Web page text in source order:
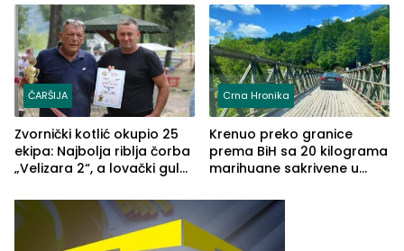
(FOTO)
Grčkoj
ČARŠIJA
Zvornički kotlić okupio 25
ekipa: Najbolja riblja čorba
„Velizara 2“, a lovački gulaš
Crna Hronika
Krenuo preko granice
prema BiH sa 20 kilograma
marihuane sakrivene u